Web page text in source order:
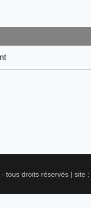
tous droits réservés | site :